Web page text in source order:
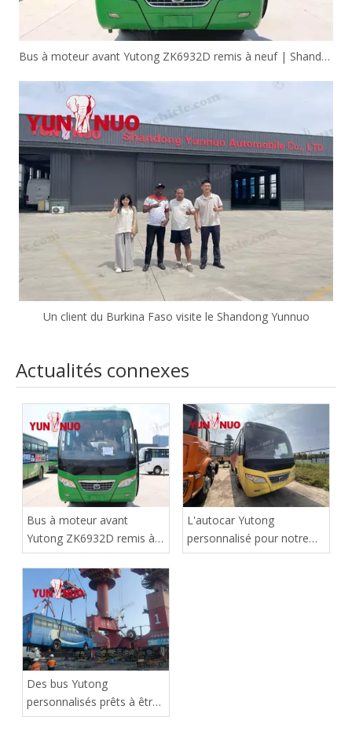
Bus à moteur avant Yutong ZK6932D remis à neuf | Shandong Yunnuo
Un client du Burkina Faso visite le Shandong Yunnuo
Actualités connexes
Bus à moteur avant
Yutong ZK6932D remis à
neuf | Shandong Yunnuo
L'autocar Yutong
personnalisé pour notre
client du Zimbabwe a
Des bus Yutong
personnalisés prêts à être
expédiés en Afrique !